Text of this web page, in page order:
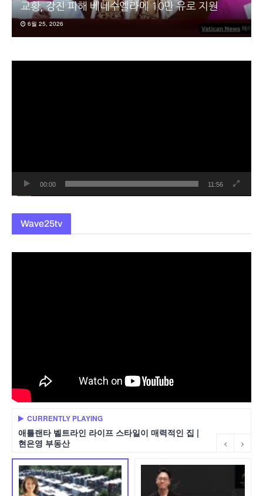
교황, 강진 피해 베네수엘라에 10만 유로 지원
6월 25, 2026
00:00 11:56
Wave25tv
CURRENTLY PLAYING
애틀랜타 벨트라인 라이프 스타일이 매력적인 집 |
현은영 부동산